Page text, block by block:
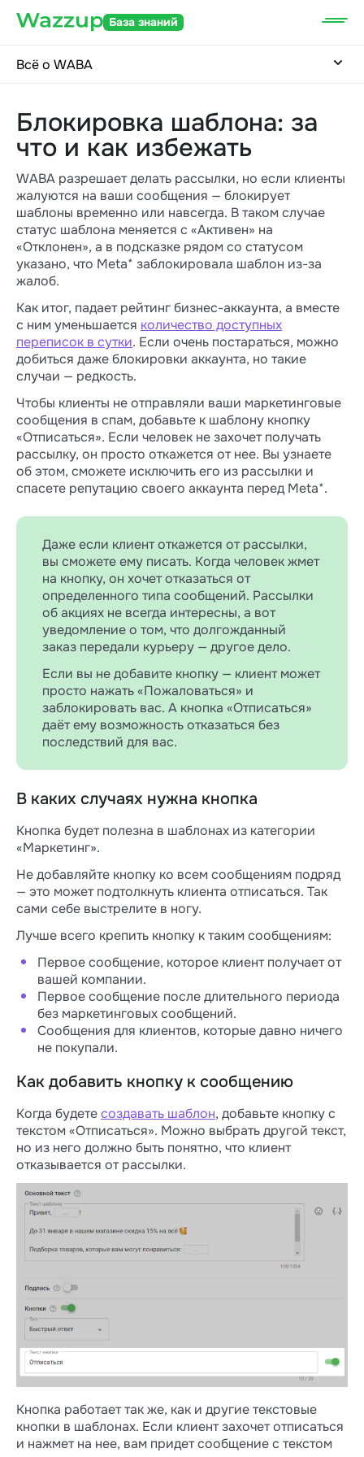
База знаний
Всё о WABA
Блокировка шаблона: за
что и как избежать
WABA разрешает делать рассылки, но если клиенты
жалуются на ваши сообщения — блокирует
шаблоны временно или навсегда. В таком случае
статус шаблона меняется с «Активен» на
«Отклонен», а в подсказке рядом со статусом
указано, что Meta* заблокировала шаблон из-за
жалоб.
Как итог, падает рейтинг бизнес-аккаунта, а вместе
с ним уменьшается количество доступных
переписок в сутки. Если очень постараться, можно
добиться даже блокировки аккаунта, но такие
случаи — редкость.
Чтобы клиенты не отправляли ваши маркетинговые
сообщения в спам, добавьте к шаблону кнопку
«Отписаться». Если человек не захочет получать
рассылку, он просто откажется от нее. Вы узнаете
об этом, сможете исключить его из рассылки и
спасете репутацию своего аккаунта перед Meta*.
Даже если клиент откажется от рассылки,
вы сможете ему писать. Когда человек жмет
на кнопку, он хочет отказаться от
определенного типа сообщений. Рассылки
об акциях не всегда интересны, а вот
уведомление о том, что долгожданный
заказ передали курьеру — другое дело.
Если вы не добавите кнопку — клиент может
просто нажать «Пожаловаться» и
заблокировать вас. А кнопка «Отписаться»
даёт ему возможность отказаться без
последствий для вас.
В каких случаях нужна кнопка
Кнопка будет полезна в шаблонах из категории
«Маркетинг».
Не добавляйте кнопку ко всем сообщениям подряд
— это может подтолкнуть клиента отписаться. Так
сами себе выстрелите в ногу.
Лучше всего крепить кнопку к таким сообщениям:
Первое сообщение, которое клиент получает от
вашей компании.
Первое сообщение после длительного периода
без маркетинговых сообщений.
Сообщения для клиентов, которые давно ничего
не покупали.
Как добавить кнопку к сообщению
Когда будетесоздавать шаблон, добавьте кнопку с
текстом «Отписаться». Можно выбрать другой текст,
но из него должно быть понятно, что клиент
отказывается от рассылки.
Кнопка работает так же, как и другие текстовые
кнопки в шаблонах. Если клиент захочет отписаться
и нажмет на нее, вам придет сообщение с текстом